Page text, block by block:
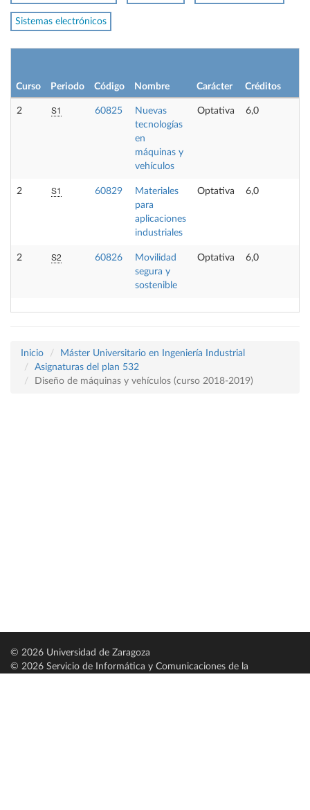
Sistemas electrónicos
Curso Periodo Código Nombre Carácter Créditos
2 S1 60825
Nuevas
tecnologías
en
máquinas y
vehículos
Optativa 6,0
2 S1 60829
Materiales
para
aplicaciones
industriales
Optativa 6,0
2 S2 60826
Movilidad
segura y
sostenible
Optativa 6,0
Inicio
Máster Universitario en Ingeniería Industrial
Asignaturas del plan 532
Diseño de máquinas y vehículos (curso 2018-2019)
© 2026 Universidad de Zaragoza
© 2026 Servicio de Informática y Comunicaciones de la